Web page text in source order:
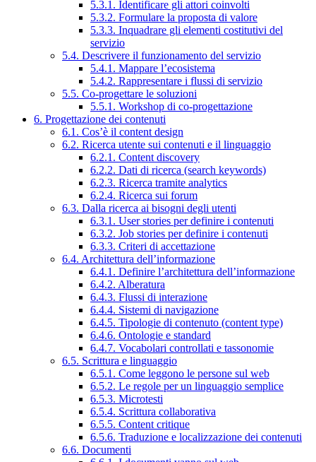
5.3.1. Identificare gli attori coinvolti
5.3.2. Formulare la proposta di valore
5.3.3. Inquadrare gli elementi costitutivi del
servizio
5.4. Descrivere il funzionamento del servizio
5.4.1. Mappare l’ecosistema
5.4.2. Rappresentare i flussi di servizio
5.5. Co-progettare le soluzioni
5.5.1. Workshop di co-progettazione
6. Progettazione dei contenuti
6.1. Cos’è il content design
6.2. Ricerca utente sui contenuti e il linguaggio
6.2.1. Content discovery
6.2.2. Dati di ricerca (search keywords)
6.2.3. Ricerca tramite analytics
6.2.4. Ricerca sui forum
6.3. Dalla ricerca ai bisogni degli utenti
6.3.1. User stories per definire i contenuti
6.3.2. Job stories per definire i contenuti
6.3.3. Criteri di accettazione
6.4. Architettura dell’informazione
6.4.1. Definire l’architettura dell’informazione
6.4.2. Alberatura
6.4.3. Flussi di interazione
6.4.4. Sistemi di navigazione
6.4.5. Tipologie di contenuto (content type)
6.4.6. Ontologie e standard
6.4.7. Vocabolari controllati e tassonomie
6.5. Scrittura e linguaggio
6.5.1. Come leggono le persone sul web
6.5.2. Le regole per un linguaggio semplice
6.5.3. Microtesti
6.5.4. Scrittura collaborativa
6.5.5. Content critique
6.5.6. Traduzione e localizzazione dei contenuti
6.6. Documenti